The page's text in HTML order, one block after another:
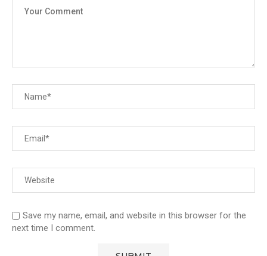
Save my name, email, and website in this browser for the
next time I comment.